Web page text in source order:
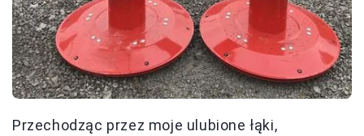
Przechodząc przez moje ulubione łąki,